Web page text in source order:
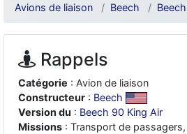
Avions de liaison Beech
Rappels
Catégorie : Avion de liaison
Constructeur : Beech
Version du : Beech 90 King Air
Missions : Transport de